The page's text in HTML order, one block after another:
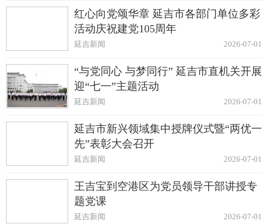
红心向党颂华章 延吉市各部门单位多彩
活动庆祝建党105周年
2026-07-01
延吉新闻
“与党同心 与梦同行” 延吉市直机关开展
迎“七一”主题活动
2026-07-01
延吉新闻
延吉市新兴领域集中授牌仪式暨“两优一
先”表彰大会召开
2026-07-01
延吉新闻
王吉宝到空港区为党员领导干部讲授专
题党课
2026-07-01
延吉新闻